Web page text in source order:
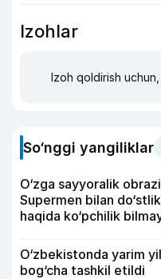
Izohlar
Izoh qoldirish
So‘nggi yangiliklar
O‘zga sayyoralik
Supermen bilan
haqida ko‘pchilik
O‘zbekistonda yarim
bog‘cha tashkil etildi